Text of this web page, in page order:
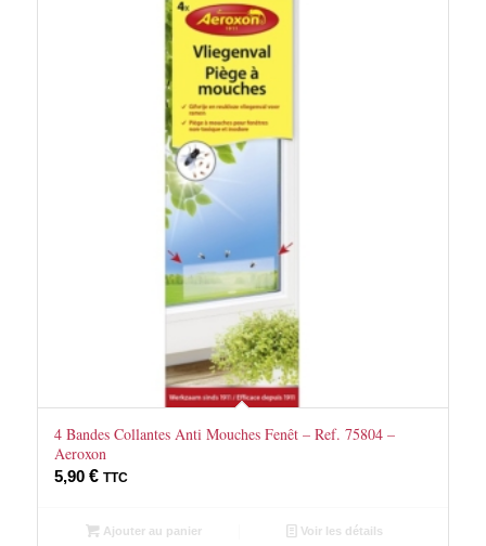
4 Bandes Collantes Anti Mouches Fenêt – Ref. 75804 –
Aeroxon
5,90 € TTC
Ajouter au panier Voir les détails